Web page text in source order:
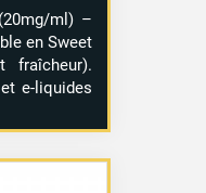
ml) –
en Sweet
fraîcheur).
e-liquides